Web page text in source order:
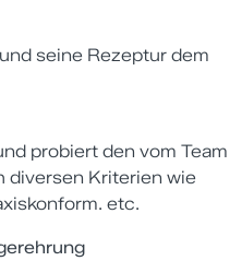
seine Rezeptur dem
probiert den vom Team
diversen Kriterien wie
etc.